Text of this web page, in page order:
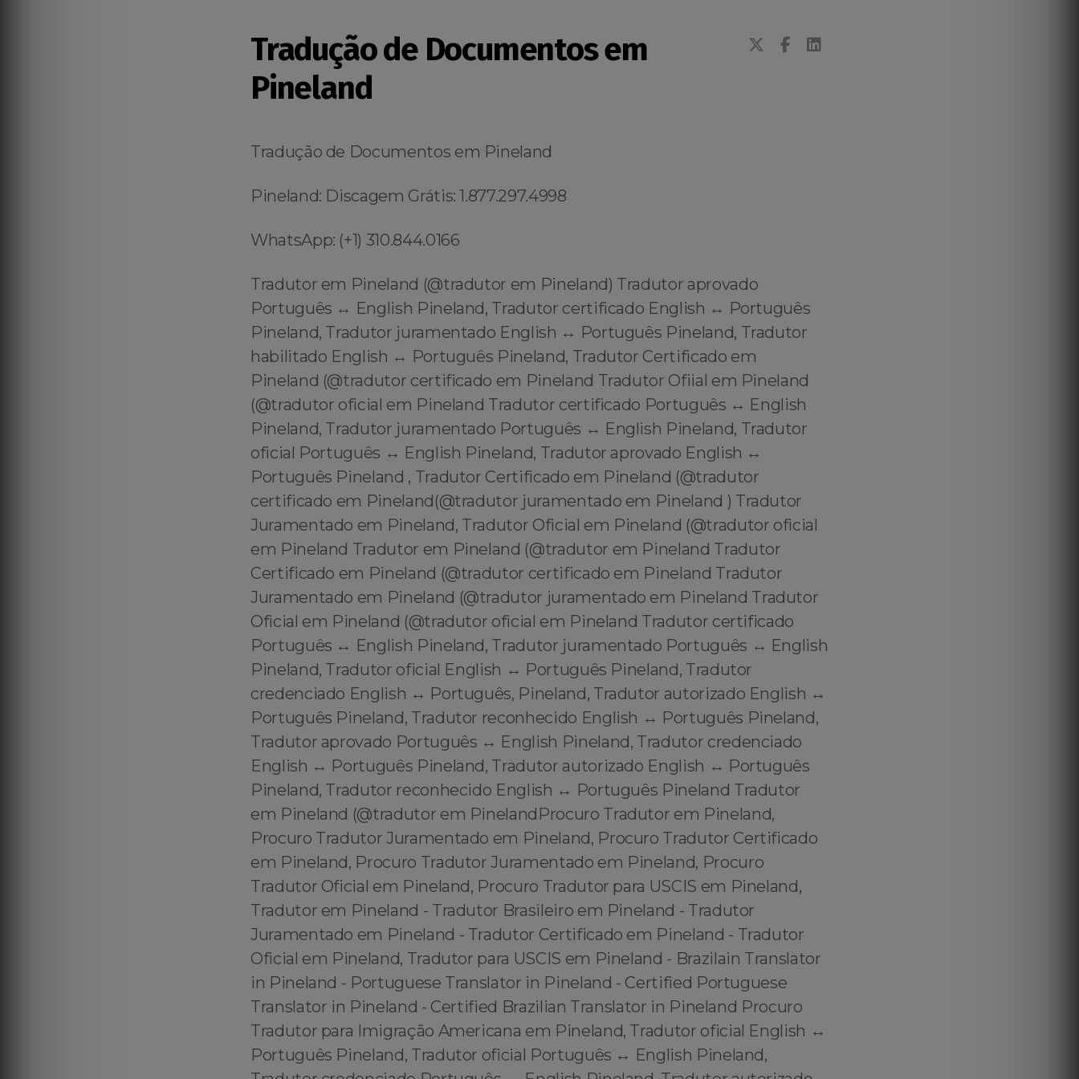
Tradução de Documentos em
Pineland
Tradução de Documentos em Pineland
Pineland: Discagem Grátis: 1.877.297.4998
WhatsApp: (+1) 310.844.0166
Tradutor em Pineland (@tradutor em Pineland) Tradutor aprovado
Português ↔️ English Pineland, Tradutor certificado English ↔️ Português
Pineland, Tradutor juramentado English ↔️ Português Pineland, Tradutor
habilitado English ↔️ Português Pineland, Tradutor Certificado em
Pineland (@tradutor certificado em Pineland Tradutor Ofiial em Pineland
(@tradutor oficial em Pineland Tradutor certificado Português ↔️ English
Pineland, Tradutor juramentado Português ↔️ English Pineland, Tradutor
oficial Português ↔️ English Pineland, Tradutor aprovado English ↔️
Português Pineland , Tradutor Certificado em Pineland (@tradutor
certificado em Pineland(@tradutor juramentado em Pineland ) Tradutor
Juramentado em Pineland, Tradutor Oficial em Pineland (@tradutor oficial
em Pineland Tradutor em Pineland (@tradutor em Pineland Tradutor
Certificado em Pineland (@tradutor certificado em Pineland Tradutor
Juramentado em Pineland (@tradutor juramentado em Pineland Tradutor
Oficial em Pineland (@tradutor oficial em Pineland Tradutor certificado
Português ↔️ English Pineland, Tradutor juramentado Português ↔️ English
Pineland, Tradutor oficial English ↔️ Português Pineland, Tradutor
credenciado English ↔️ Português, Pineland, Tradutor autorizado English ↔️
Português Pineland, Tradutor reconhecido English ↔️ Português Pineland,
Tradutor aprovado Português ↔️ English Pineland, Tradutor credenciado
English ↔️ Português Pineland, Tradutor autorizado English ↔️ Português
Pineland, Tradutor reconhecido English ↔️ Português Pineland Tradutor
em Pineland (@tradutor em PinelandProcuro Tradutor em Pineland,
Procuro Tradutor Juramentado em Pineland, Procuro Tradutor Certificado
em Pineland, Procuro Tradutor Juramentado em Pineland, Procuro
Tradutor Oficial em Pineland, Procuro Tradutor para USCIS em Pineland,
Tradutor em Pineland - Tradutor Brasileiro em Pineland - Tradutor
Juramentado em Pineland - Tradutor Certificado em Pineland - Tradutor
Oficial em Pineland, Tradutor para USCIS em Pineland - Brazilain Translator
in Pineland - Portuguese Translator in Pineland - Certified Portuguese
Translator in Pineland - Certified Brazilian Translator in Pineland Procuro
Tradutor para Imigração Americana em Pineland, Tradutor oficial English ↔️
Português Pineland, Tradutor oficial Português ↔️ English Pineland,